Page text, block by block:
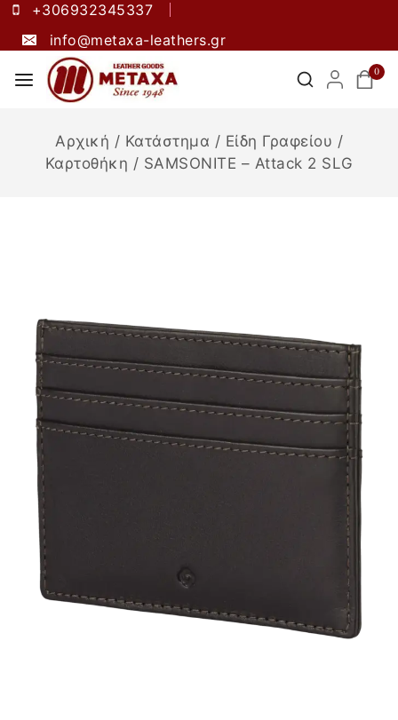
+306932345337
info@metaxa-leathers.gr
0
Αρχική / Κατάστημα / Είδη Γραφείου /
Καρτοθήκη / SAMSONITE – Attack 2 SLG